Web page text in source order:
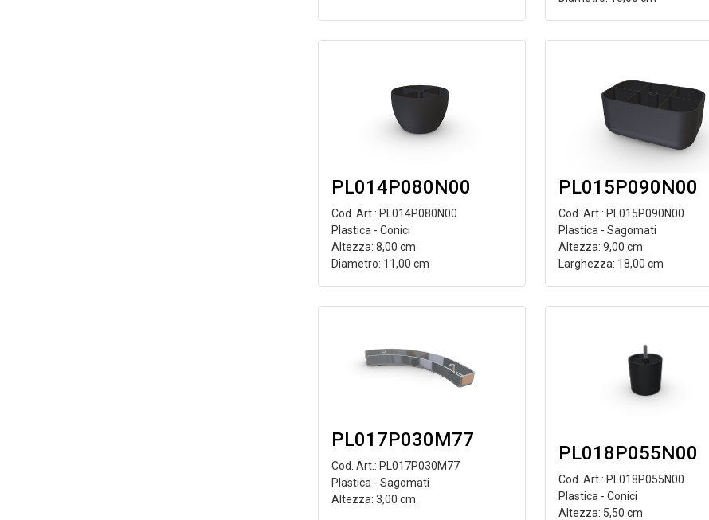
PL014P080N00
Cod. Art.: PL014P080N00
Plastica - Conici
Altezza: 8,00 cm
Diametro: 11,00 cm
PL015P090N00
Cod. Art.: PL015P090N00
Plastica - Sagomati
Altezza: 9,00 cm
Larghezza: 18,00 cm
PL017P030M77
Cod. Art.: PL017P030M77
Plastica - Sagomati
Altezza: 3,00 cm
PL018P055N00
Cod. Art.: PL018P055N00
Plastica - Conici
Altezza: 5,50 cm